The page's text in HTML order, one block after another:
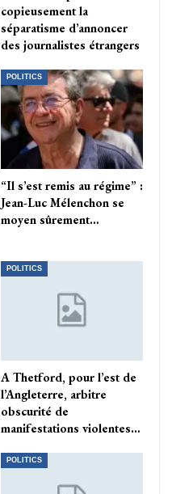
copieusement la
séparatisme d’annoncer
des journalistes étrangers
POLITICS
“Il s’est remis au régime” :
Jean-Luc Mélenchon se
moyen sûrement…
POLITICS
A Thetford, pour l’est de
l’Angleterre, arbitre
obscurité de
manifestations violentes…
POLITICS